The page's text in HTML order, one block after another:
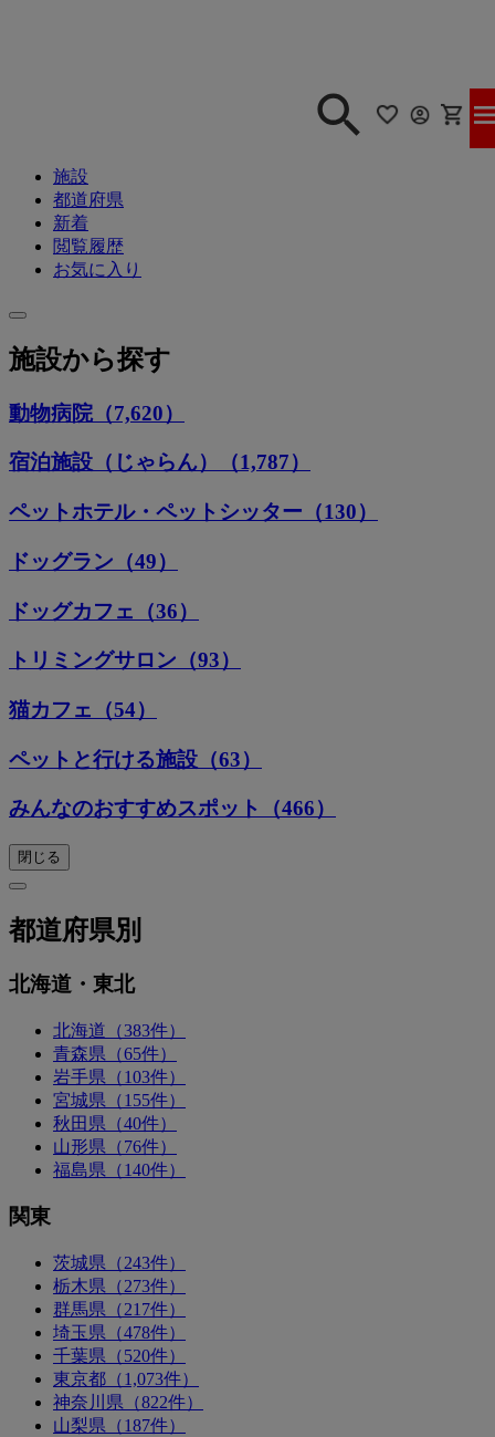
施設
都道府県
新着
閲覧履歴
お気に入り
施設から探す
動物病院（7,620）
宿泊施設（じゃらん）（1,787）
ペットホテル・ペットシッター（130）
ドッグラン（49）
ドッグカフェ（36）
トリミングサロン（93）
猫カフェ（54）
ペットと行ける施設（63）
みんなのおすすめスポット（466）
閉じる
都道府県別
北海道・東北
北海道（383件）
青森県（65件）
岩手県（103件）
宮城県（155件）
秋田県（40件）
山形県（76件）
福島県（140件）
関東
茨城県（243件）
栃木県（273件）
群馬県（217件）
埼玉県（478件）
千葉県（520件）
東京都（1,073件）
神奈川県（822件）
山梨県（187件）